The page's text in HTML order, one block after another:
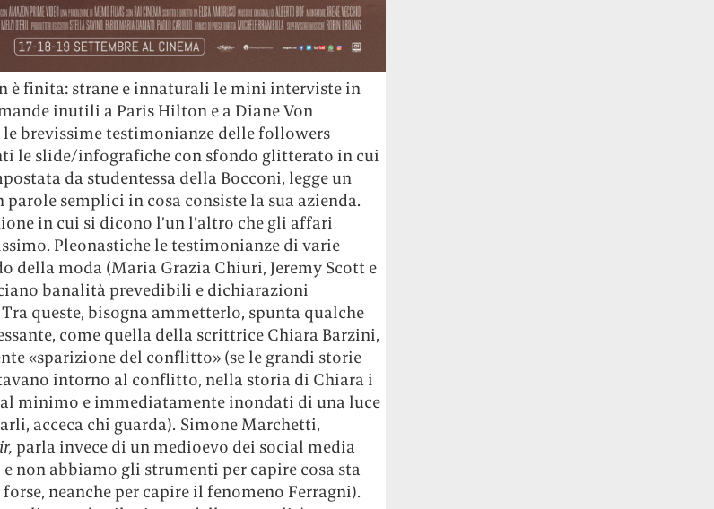
è finita: strane e innaturali le mini interviste in
inutili a Paris Hilton e a Diane Von
brevissime testimonianze delle followers
le slide/infografiche con sfondo glitterato in cui
da studentessa della Bocconi, legge un
parole semplici in cosa consiste la sua azienda.
in cui si dicono l’un l’altro che gli affari
Pleonastiche le testimonianze di varie
della moda (Maria Grazia Chiuri, Jeremy Scott e
banalità prevedibili e dichiarazioni
queste, bisogna ammetterlo, spunta qualche
come quella della scrittrice Chiara Barzini,
«sparizione del conflitto» (se le grandi storie
intorno al conflitto, nella storia di Chiara i
minimo e immediatamente inondati di una luce
acceca chi guarda). Simone Marchetti,
parla invece di un medioevo dei social media
non abbiamo gli strumenti per capire cosa sta
neanche per capire il fenomeno Ferragni).